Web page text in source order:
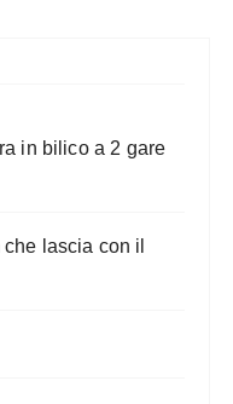
in bilico a 2 gare
lascia con il